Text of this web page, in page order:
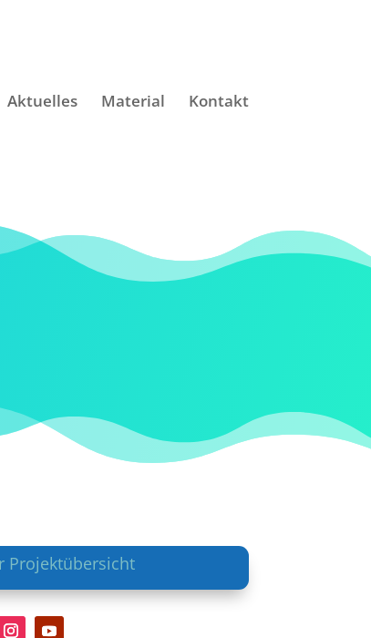
Aktuelles Material Kontakt
Projektübersicht